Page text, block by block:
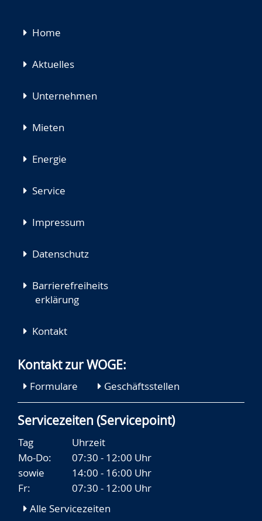
Navigation
Home
Aktuelles
Unternehmen
Mieten
Energie
Service
Impressum
Datenschutz
Barrierefreiheits
erklärung
Kontakt
Kontakt zur WOGE:
Formulare Geschäftsstellen
Servicezeiten (Servicepoint)
Tag
Uhrzeit
Mo-Do:
07:30 - 12:00 Uhr
sowie
14:00 - 16:00 Uhr
Fr:
07:30 - 12:00 Uhr
Alle Servicezeiten